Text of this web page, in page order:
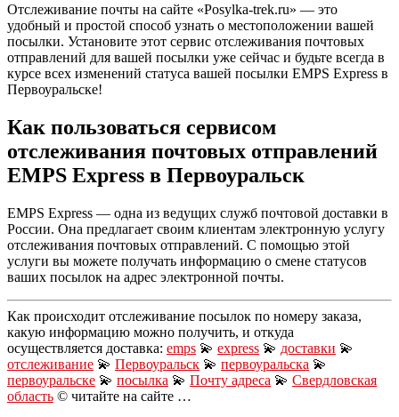
Отслеживание почты на сайте «Posylka-trek.ru» — это
удобный и простой способ узнать о местоположении вашей
посылки. Установите этот сервис отслеживания почтовых
отправлений для вашей посылки уже сейчас и будьте всегда в
курсе всех изменений статуса вашей посылки EMPS Express в
Первоуральске!
Как пользоваться сервисом
отслеживания почтовых отправлений
EMPS Express в Первоуральск
EMPS Express — одна из ведущих служб почтовой доставки в
России. Она предлагает своим клиентам электронную услугу
отслеживания почтовых отправлений. С помощью этой
услуги вы можете получать информацию о смене статусов
ваших посылок на адрес электронной почты.
Как происходит отслеживание посылок по номеру заказа,
какую информацию можно получить, и откуда
осуществляется доставка: emps 💫 express 💫 доставки 💫
отслеживание 💫 Первоуральск 💫 первоуральска 💫
первоуральске 💫 посылка 💫 Почту адреса 💫 Свердловская
область © читайте на сайте …